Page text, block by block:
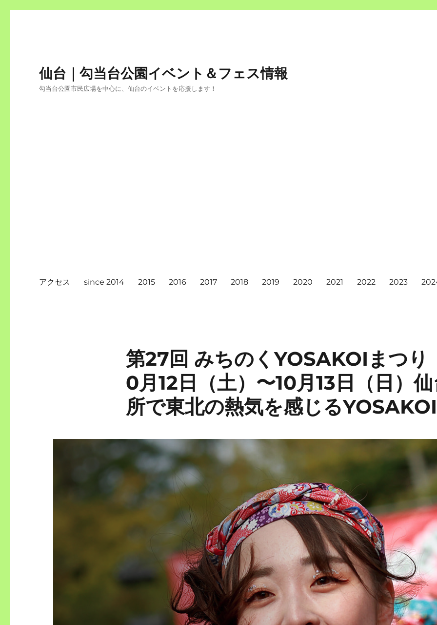
仙台｜勾当台公園イベント＆フェス情報
勾当台公園市民広場を中心に、仙台のイベントを応援します！
アクセス since 2014 2015 2016 2017 2018 2019 2020 2021 2022 2023
第27回 みちのくYOSAKOIまつり
0月12日（土）〜10月13日（日）
所で東北の熱気を感じるYOSAKOI